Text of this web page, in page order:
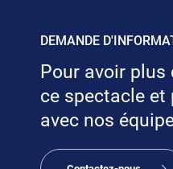
DEMANDE
Pour avoir
ce spectacle et
avec nos